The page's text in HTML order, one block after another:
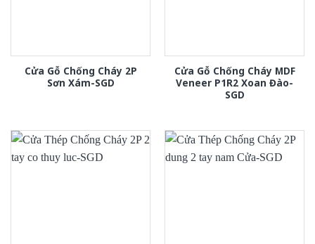
Cửa Gỗ Chống Cháy 2P
Sơn Xám-SGD
Cửa Gỗ Chống Cháy MDF
Veneer P1R2 Xoan Đào-
SGD